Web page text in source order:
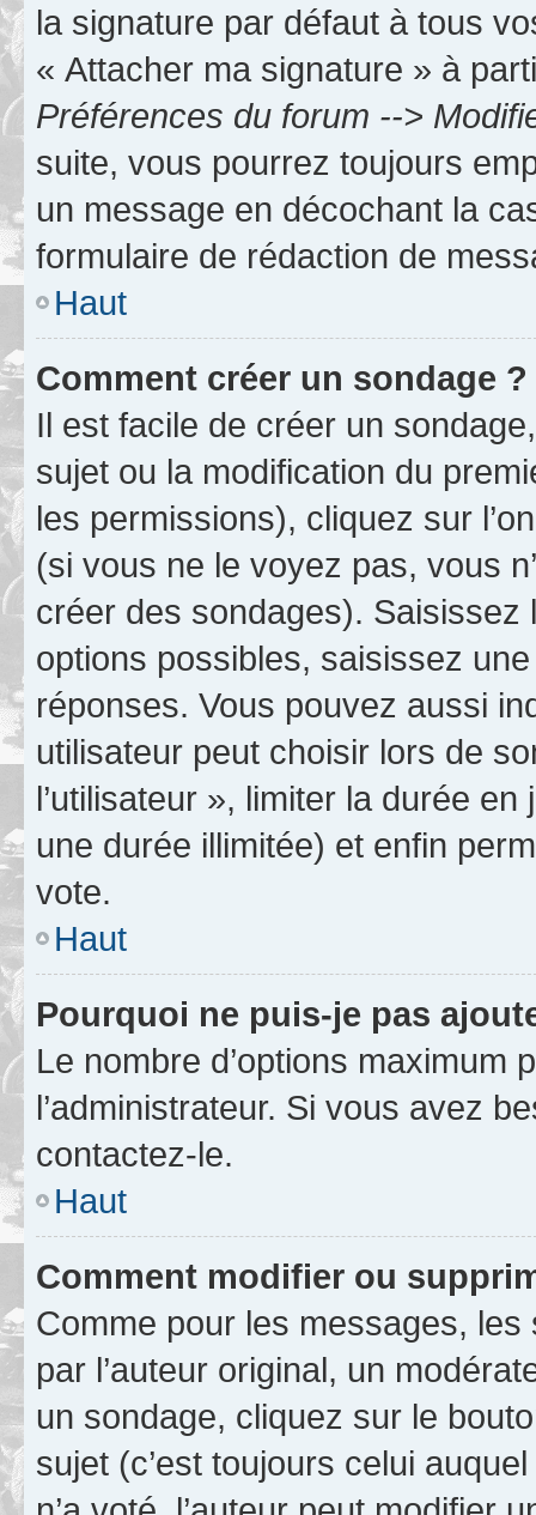
la signature par défaut à tous
« Attacher ma signature » à
Préférences du forum -->
suite, vous pourrez toujours
un message en décochant la
formulaire de rédaction de
Haut
Comment créer un sondage ?
Il est facile de créer un
sujet ou la modification du
les permissions), cliquez sur
(si vous ne le voyez pas, vous
créer des sondages).
options possibles, saisissez
réponses. Vous pouvez aussi
utilisateur peut choisir lors de
l’utilisateur », limiter la durée
une durée illimitée) et enfin
vote.
Haut
Pourquoi ne puis-je pas
Le nombre d’options maximum
l’administrateur. Si vous avez
contactez-le.
Haut
Comment modifier ou
Comme pour les messages,
par l’auteur original, un
un sondage, cliquez sur le
sujet (c’est toujours celui